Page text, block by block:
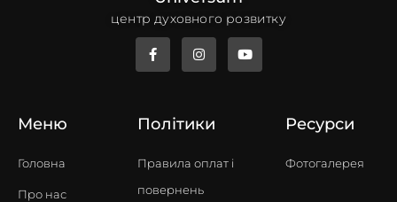
центр духовного розвитку
Меню
Головна
Про нас
Політики
Правила оплат i
повернень
Ресурси
Фотогалерея